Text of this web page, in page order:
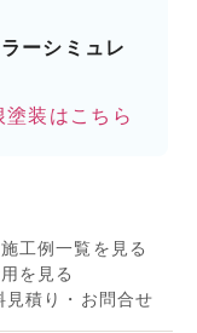
ーシミュレ
装はこちら
施工例一覧を見る
を見る
見積り・お問合せ